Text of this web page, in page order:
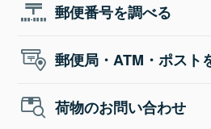
郵便番号を調べる
郵便局・ATM・ポスト
荷物のお問い合わせ